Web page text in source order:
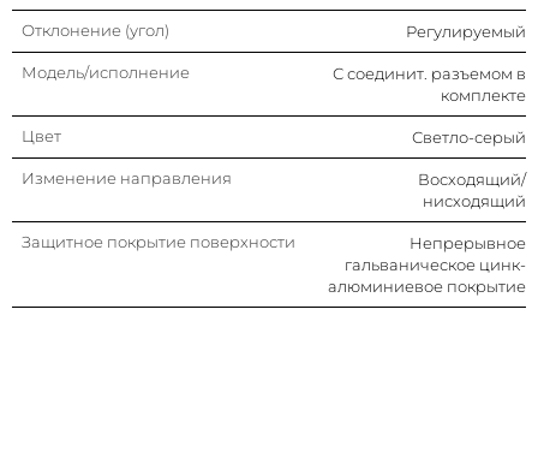
Отклонение (угол) Регулируемый
Модель/исполнение
С соединит. разъемом в
комплекте
Цвет Светло-серый
Изменение направления
Восходящий/
нисходящий
Защитное покрытие поверхности
Непрерывное
гальваническое цинк-
алюминиевое покрытие